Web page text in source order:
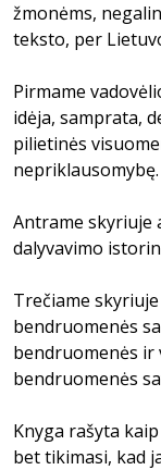
žmonėms,
teksto, per
Pirmame
idėja, samprata,
pilietinės
nepriklausomybę.
Antrame skyriuje
dalyvavimo
Trečiame
bendruomenės
bendruomenės ir
bendruomenės
Knyga rašyta
bet tikimasi, kad